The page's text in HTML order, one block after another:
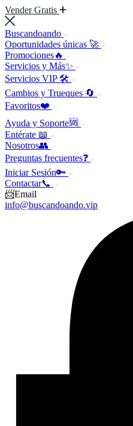
Vender Gratis
Buscandoando
Oportunidades únicas 🚀
Promociones🔥
Servicios y Más✨
Servicios VIP 🛠️
Cambios y Trueques 🔄
Favoritos❤️
Ayuda y Soporte🆘
Entérate 📖
Nosotros👥
Preguntas frecuentes❓
Iniciar Sesión🔑
Contactar📞
📨Email
info@buscandoando.vip